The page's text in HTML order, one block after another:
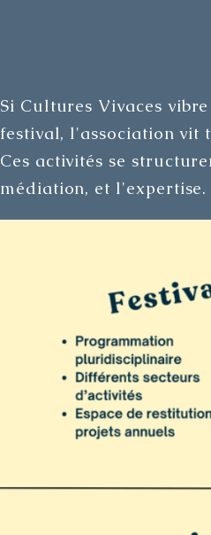
Si Cultures Vivaces
festival, l'association vit
Ces activités se
médiation, et l'expertise.